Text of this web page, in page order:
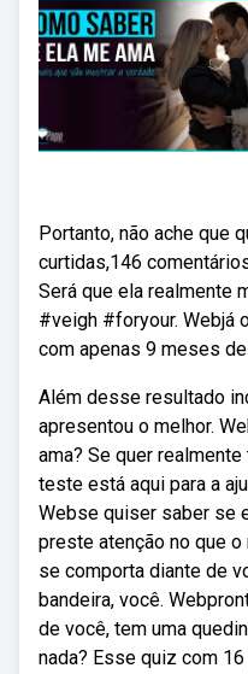
Portanto, não ache que
curtidas,146
Será que ela
#veigh #foryour. Webjá
com apenas 9 meses
Além desse resultado
apresentou o melhor.
ama? Se quer
teste está aqui para a
Webse quiser saber se
preste atenção no que
se comporta diante de
bandeira, você.
de você, tem uma
nada? Esse quiz com